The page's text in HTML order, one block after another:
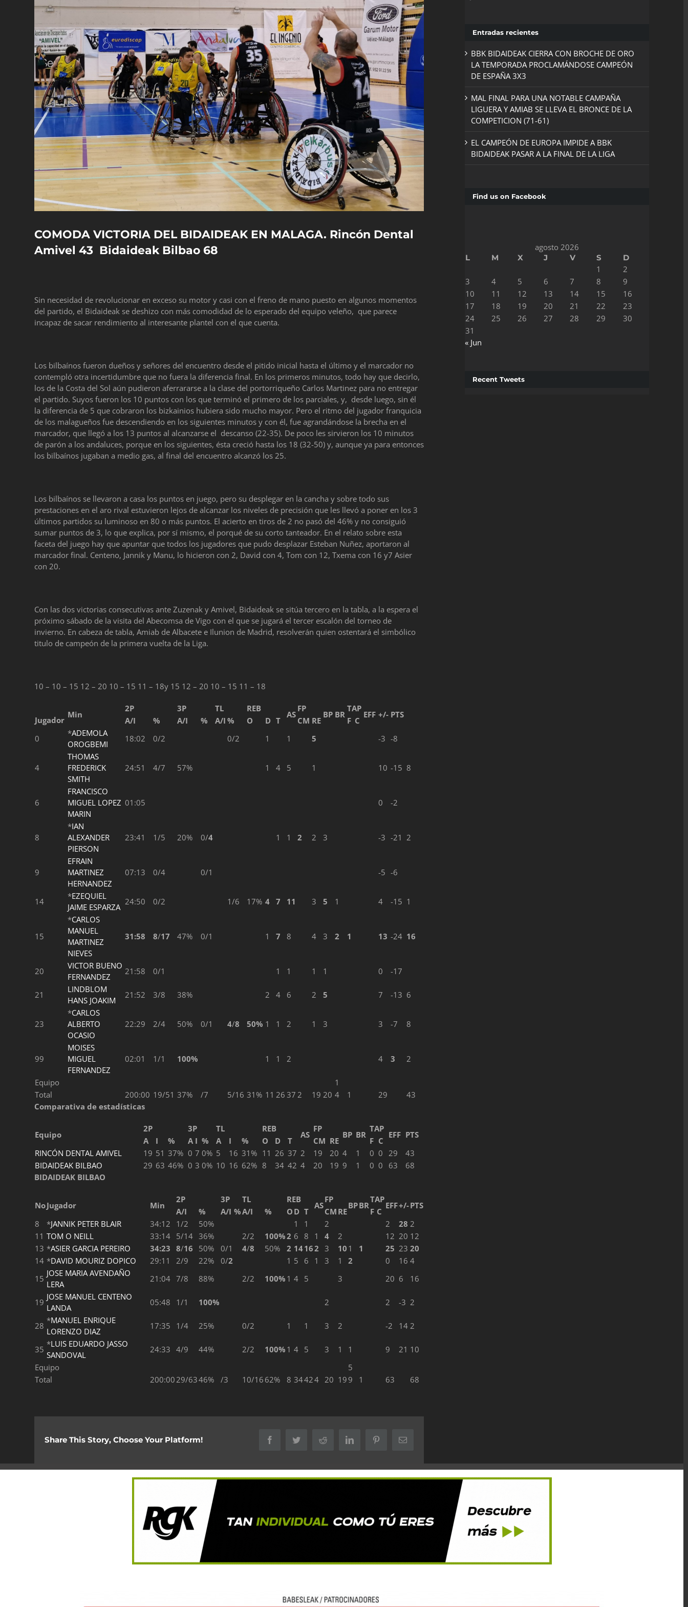
COMODA VICTORIA DEL BIDAIDEAK EN MALAGA. Rincón Dental
Amivel 43 Bidaideak Bilbao 68
Sin necesidad de revolucionar en exceso su motor y casi con el freno de mano puesto en algunos momentos
del partido, el Bidaideak se deshizo con más comodidad de lo esperado del equipo veleño, que parece
incapaz de sacar rendimiento al interesante plantel con el que cuenta.
Los bilbaínos fueron dueños y señores del encuentro desde el pitido inicial hasta el último y el marcador no
contempló otra incertidumbre que no fuera la diferencia final. En los primeros minutos, todo hay que decirlo,
los de la Costa del Sol aún pudieron aferrararse a la clase del portorriqueño Carlos Martinez para no entregar
el partido. Suyos fueron los 10 puntos con los que terminó el primero de los parciales, y, desde luego, sin él
la diferencia de 5 que cobraron los bizkainios hubiera sido mucho mayor. Pero el ritmo del jugador franquicia
de los malagueños fue descendiendo en los siguientes minutos y con él, fue agrandándose la brecha en el
marcador, que llegó a los 13 puntos al alcanzarse el descanso (22-35). De poco les sirvieron los 10 minutos
de parón a los andaluces, porque en los siguientes, ésta creció hasta los 18 (32-50) y, aunque ya para entonces
los bilbaínos jugaban a medio gas, al final del encuentro alcanzó los 25.
Los bilbaínos se llevaron a casa los puntos en juego, pero su desplegar en la cancha y sobre todo sus
prestaciones en el aro rival estuvieron lejos de alcanzar los niveles de precisión que les llevó a poner en los 3
últimos partidos su luminoso en 80 o más puntos. El acierto en tiros de 2 no pasó del 46% y no consiguió
sumar puntos de 3, lo que explica, por sí mismo, el porqué de su corto tanteador. En el relato sobre esta
faceta del juego hay que apuntar que todos los jugadores que pudo desplazar Esteban Nuñez, aportaron al
marcador final. Centeno, Jannik y Manu, lo hicieron con 2, David con 4, Tom con 12, Txema con 16 y7 Asier
con 20.
Con las dos victorias consecutivas ante Zuzenak y Amivel, Bidaideak se sitúa tercero en la tabla, a la espera el
próximo sábado de la visita del Abecomsa de Vigo con el que se jugará el tercer escalón del torneo de
invierno. En cabeza de tabla, Amiab de Albacete e Ilunion de Madrid, resolverán quien ostentará el simbólico
titulo de campeón de la primera vuelta de la Liga.
10 – 10 – 15 12 – 20 10 – 15 11 – 18y 15 12 – 20 10 – 15 11 – 18
Jugador
Min
2P 3P TL REB
AS
FP
BP BR
TAP
EFF +/- PTS
A/I % A/I % A/I % O D T CM RE F C
0
*ADEMOLA
OROGBEMI
18:02 0/2 0/2 1 1 5 -3 -8
4
THOMAS
FREDERICK
SMITH
24:51 4/7 57% 1 4 5 1 10 -15 8
6
FRANCISCO
MIGUEL LOPEZ
MARIN
01:05 0 -2
8
*IAN
ALEXANDER
PIERSON
23:41 1/5 20% 0/4 1 1 2 2 3 -3 -21 2
9
EFRAIN
MARTINEZ
HERNANDEZ
07:13 0/4 0/1 -5 -6
14
*EZEQUIEL
JAIME ESPARZA
24:50 0/2 1/6 17% 4 7 11 3 5 1 4 -15 1
15
*CARLOS
MANUEL
MARTINEZ
NIEVES
31:58 8/17 47% 0/1 1 7 8 4 3 2 1 13 -24 16
20
VICTOR BUENO
FERNANDEZ
21:58 0/1 1 1 1 1 0 -17
21
LINDBLOM
HANS JOAKIM
21:52 3/8 38% 2 4 6 2 5 7 -13 6
23
*CARLOS
ALBERTO
OCASIO
22:29 2/4 50% 0/1 4/8 50% 1 1 2 1 3 3 -7 8
99
MOISES
MIGUEL
FERNANDEZ
02:01 1/1 100% 1 1 2 4 3 2
Equipo
1
Total
200:00 19/51 37% /7 5/16 31% 11 26 37 2 19 20 4 1 29
43
Comparativa de estadísticas
Equipo
2P 3P TL REB
AS
FP
BP BR
TAP
EFF PTS
A I % A I % A I % O D T CM RE F C
RINCÓN DENTAL AMIVEL
19 51 37% 0 7 0% 5 16 31% 11 26 37 2 19 20 4 1 0 0 29
43
BIDAIDEAK BILBAO
29 63 46% 0 3 0% 10 16 62% 8 34 42 4 20 19 9 1 0 0 63
68
BIDAIDEAK BILBAO
NoJugador Min
2P 3P TL REB
AS
FP
BPBR
TAP
EFF+/-PTS
A/I % A/I %A/I % O D T CM RE F C
8
*JANNIK PETER BLAIR 34:12 1/2 50% 1 1 2 2 28 2
11 TOM O NEILL 33:14 5/14 36% 2/2 100%2 6 8 1 4 2 12 20 12
13 *ASIER GARCIA PEREIRO 34:23 8/16 50% 0/1 4/8 50% 2 14162 3 10 1 1 25 23 20
14 *DAVID MOURIZ DOPICO 29:11 2/9 22% 0/2 1 5 6 1 3 1 2 0 16 4
15
JOSE MARIA AVENDAÑO
LERA
21:04 7/8 88% 2/2 100% 1 4 5 3 20 6 16
19
JOSE MANUEL CENTENO
LANDA
05:48 1/1 100% 2 2 -3 2
28
*MANUEL ENRIQUE
LORENZO DIAZ
17:35 1/4 25% 0/2 1 1 3 2 -2 14 2
35
*LUIS EDUARDO JASSO
SANDOVAL
24:33 4/9 44% 2/2 100% 1 4 5 3 1 1 9 21 10
Equipo
5
Total
200:0029/6346% /3 10/16 62% 8 34424 20 199 1 63 68
Share This Story, Choose Your Platform! FacebookTwitter Reddit LinkedIn PinterestCorreo
Entradas recientes
BBK BIDAIDEAK CIERRA CON BROCHE DE ORO
LA TEMPORADA PROCLAMÁNDOSE CAMPEÓN
DE ESPAÑA 3X3
MAL FINAL PARA UNA NOTABLE CAMPAÑA
LIGUERA Y AMIAB SE LLEVA EL BRONCE DE LA
COMPETICION (71-61)
EL CAMPEÓN DE EUROPA IMPIDE A BBK
BIDAIDEAK PASAR A LA FINAL DE LA LIGA
Find us on Facebook
agosto 2026
L M X J V S D
1
2
3
4 5 6 7 8
9
10
11 12 13 14 15
16
17
18 19 20 21 22
23
24
25 26 27 28 29
30
31
« Jun
Recent Tweets